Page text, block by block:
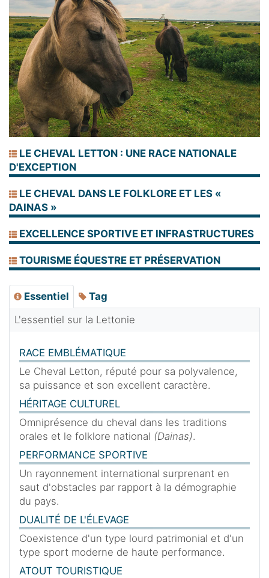
LE CHEVAL LETTON : UNE RACE NATIONALE
D'EXCEPTION
LE CHEVAL DANS LE FOLKLORE ET LES «
DAINAS »
EXCELLENCE SPORTIVE ET INFRASTRUCTURES
TOURISME ÉQUESTRE ET PRÉSERVATION
Essentiel
Tag
L'essentiel sur la Lettonie
RACE EMBLÉMATIQUE
Le Cheval Letton, réputé pour sa polyvalence,
sa puissance et son excellent caractère.
HÉRITAGE CULTUREL
Omniprésence du cheval dans les traditions
orales et le folklore national (Dainas).
PERFORMANCE SPORTIVE
Un rayonnement international surprenant en
saut d'obstacles par rapport à la démographie
du pays.
DUALITÉ DE L'ÉLEVAGE
Coexistence d'un type lourd patrimonial et d'un
type sport moderne de haute performance.
ATOUT TOURISTIQUE